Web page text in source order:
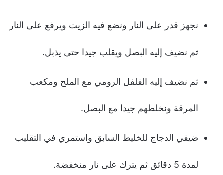
نجهز قدر على النار ونضع فيه الزيت ويرفع على النار
ثم نضيف إليه البصل ويقلب جيدا حتى يذبل.
ثم نضيف إليه الفلفل الرومي مع الملح ومكعب
المرقة ونخلطهم جيدا مع البصل.
ضيفي الدجاج للخليط السابق واستمري في التقليب
لمدة 5 دقائق ثم يترك على نار منخفضة.